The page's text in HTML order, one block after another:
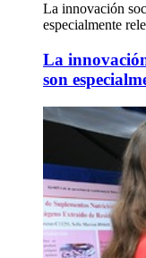
La innovación
especialmente
La
son